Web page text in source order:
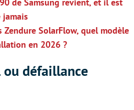
jamais
Zendure SolarFlow, quel modèle
en 2026 ?
défaillance